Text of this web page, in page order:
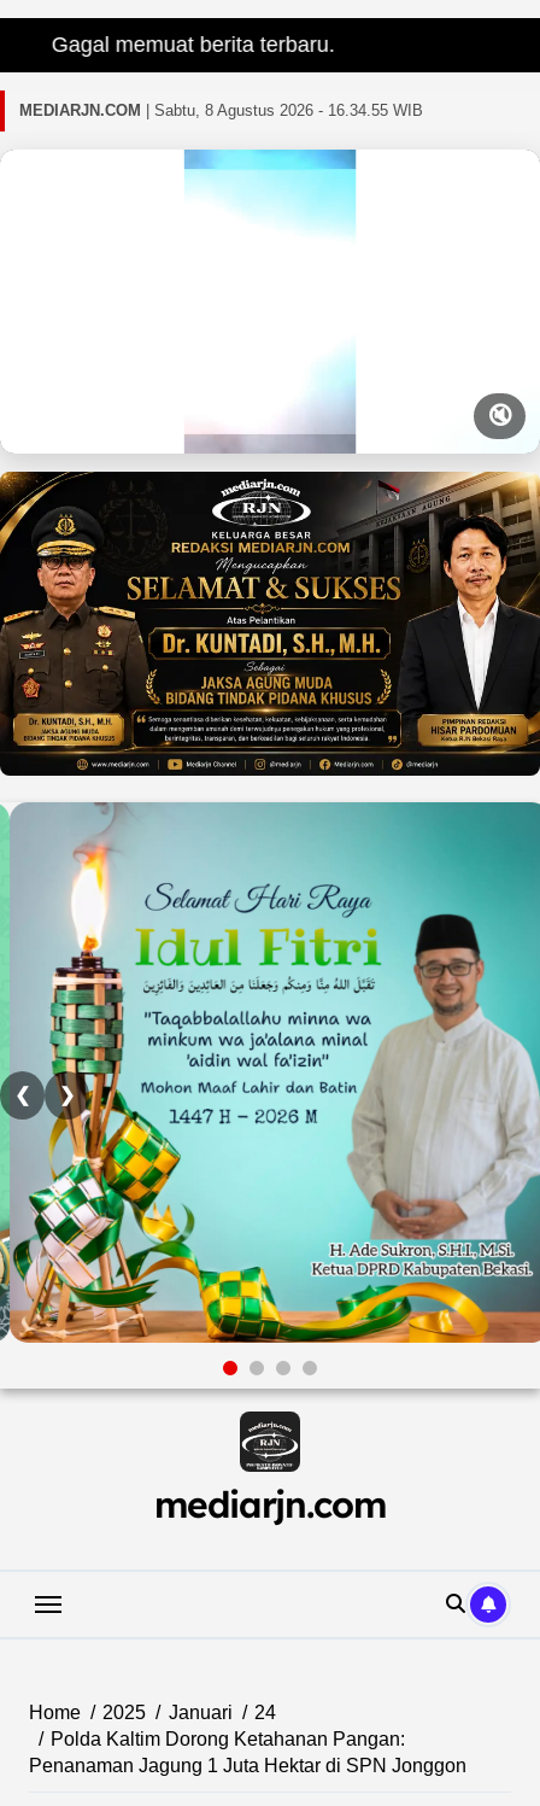
Gagal memuat berita terbaru.
MEDIARJN.COM Sabtu, 8 Agustus 2026 - 16.34.56 WIB
🔇
❮ ❯
Skip
mediarjn.com
Home 2025 Januari
24
Polda Kaltim Dorong Ketahanan Pangan:
Penanaman Jagung 1 Juta Hektar di SPN Jonggon